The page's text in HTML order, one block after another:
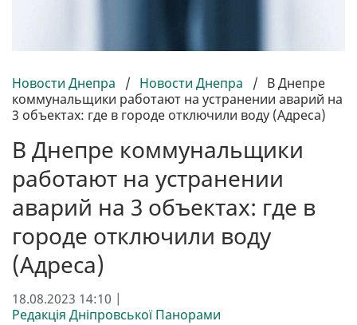
Новости Днепра / Новости Днепра / В Днепре
коммунальщики работают на устранении аварий на
3 объектах: где в городе отключили воду (Адреса)
В Днепре коммунальщики
работают на устранении
аварий на 3 объектах: где в
городе отключили воду
(Адреса)
18.08.2023 14:10 |
Редакція Дніпровської Панорами